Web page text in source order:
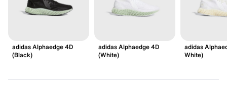
adidas Alphaedge 4D
(Black)
adidas Alphaedge 4D
(White)
adidas
White)